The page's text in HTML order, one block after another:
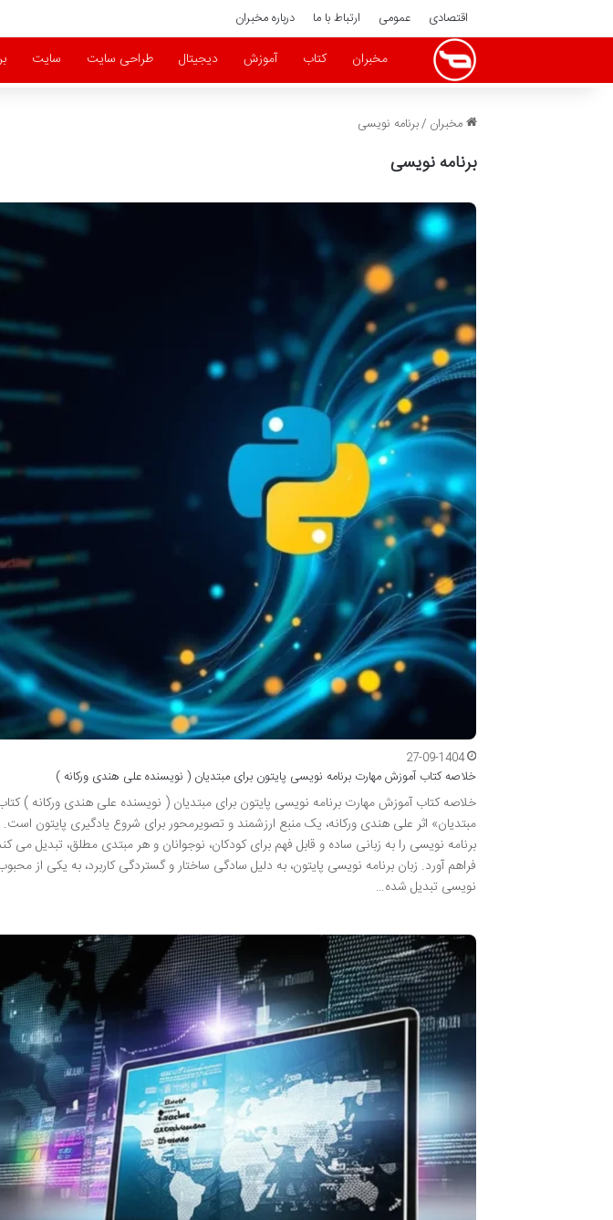
اقتصادی عمومی ارتباط با ما درباره مخبران
مخبران کتاب آموزش دیجیتال طراحی سایت سایت
مخبران /برنامه نویسی
برنامه نویسی
27-09-1404
خلاصه کتاب آموزش مهارت برنامه نویسی پایتون برای مبتدیان ( نویسنده علی هندی ورکانه )
خلاصه کتاب آموزش مهارت برنامه نویسی پایتون برای مبتدیان ( نویسنده علی هندی ورکانه )
مبتدیان» اثر علی هندی ورکانه، یک منبع ارزشمند و تصویرمحور برای شروع یادگیری پایتون است.
برنامه نویسی را به زبانی ساده و قابل فهم برای کودکان، نوجوانان و هر مبتدی مطلق، تبدیل
فراهم آورد. زبان برنامه نویسی پایتون، به دلیل سادگی ساختار و گستردگی کاربرد، به یکی از
نویسی تبدیل شده…